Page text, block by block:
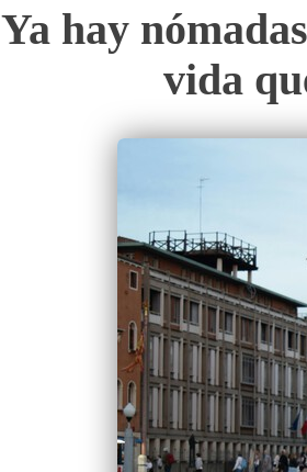
Ya hay
vida